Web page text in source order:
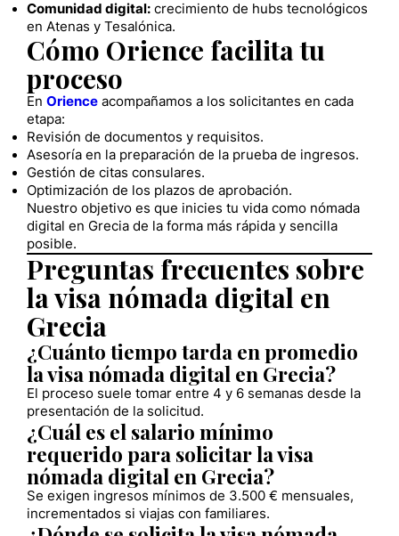
Comunidad digital: crecimiento de hubs tecnológicos
en Atenas y Tesalónica.
Cómo Orience facilita tu
proceso
En Orience acompañamos a los solicitantes en cada
etapa:
Revisión de documentos y requisitos.
Asesoría en la preparación de la prueba de ingresos.
Gestión de citas consulares.
Optimización de los plazos de aprobación.
Nuestro objetivo es que inicies tu vida como nómada
digital en Grecia de la forma más rápida y sencilla
posible.
Preguntas frecuentes sobre
la visa nómada digital en
Grecia
¿Cuánto tiempo tarda en promedio
la visa nómada digital en Grecia?
El proceso suele tomar entre 4 y 6 semanas desde la
presentación de la solicitud.
¿Cuál es el salario mínimo
requerido para solicitar la visa
nómada digital en Grecia?
Se exigen ingresos mínimos de 3.500 € mensuales,
incrementados si viajas con familiares.